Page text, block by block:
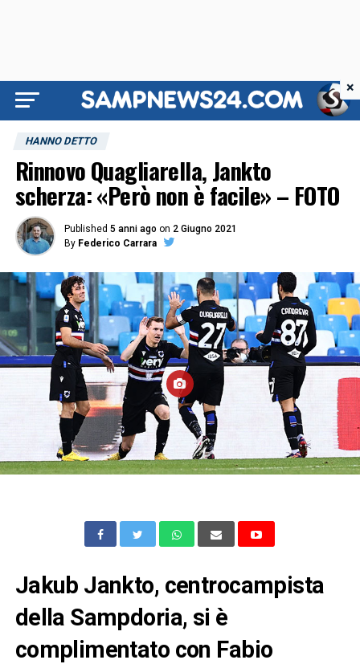
HANNO DETTO
Rinnovo Quagliarella, Jankto
scherza: «Però non è facile» – FOTO
Published 5 anni ago on 2 Giugno 2021
By Federico Carrara
Jakub Jankto, centrocampista
della Sampdoria, si è
complimentato con Fabio
×